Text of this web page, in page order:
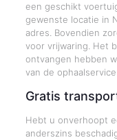
een geschikt
gewenste locatie in
adres. Bovendien
voor vrijwaring. Het
ontvangen hebben
van de
Gratis
Hebt u onverhoopt
anderszins